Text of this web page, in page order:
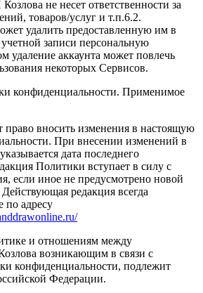
не несет ответственности за
товаров/услуг и т.п.6.2.
удалить предоставленную им в
записи персональную
аккаунта может повлечь
некоторых Сервисов.
конфиденциальности. Применимое
вносить изменения в настоящую
При внесении изменений в
дата последнего
Политики вступает в силу с
если иное не предусмотрено новой
редакция всегда
по адресу
и отношениям между
возникающим в связи с
конфиденциальности, подлежит
Федерации.